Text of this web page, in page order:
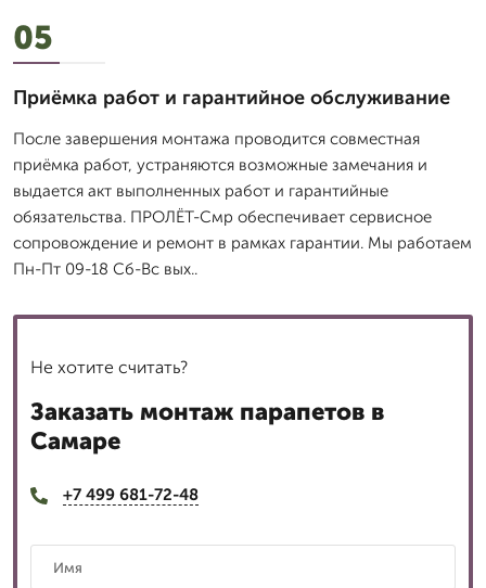
05
Приёмка работ и гарантийное обслуживание
После завершения монтажа проводится совместная
приёмка работ, устраняются возможные замечания и
выдается акт выполненных работ и гарантийные
обязательства. ПРОЛЁТ-Смр обеспечивает сервисное
сопровождение и ремонт в рамках гарантии. Мы работаем
Пн-Пт 09-18 Сб-Вс вых..
Не хотите считать?
Заказать монтаж парапетов в
Самаре
+7 499 681-72-48